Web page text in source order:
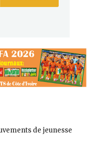
de jeunesse